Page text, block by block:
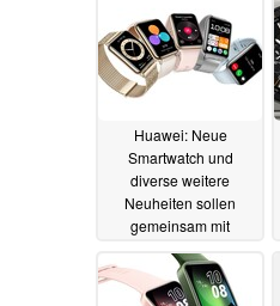
Huawei: Neue
Smartwatch und
diverse weitere
Neuheiten sollen
gemeinsam mit
Huawei P70
Smartphone-Serie
starten09.03.2024